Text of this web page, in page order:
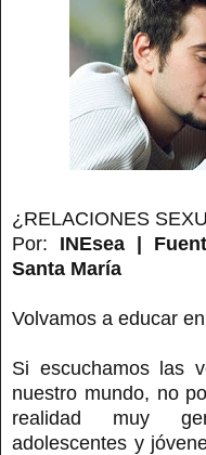
¿RELACIONES
Por: INEsea |
Santa María
Volvamos a educar
Si escuchamos las
nuestro mundo, no
realidad muy
adolescentes y